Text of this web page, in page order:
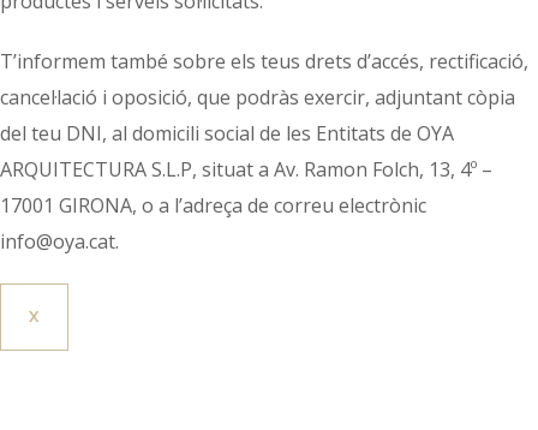
T’informem també sobre els teus drets d’accés, rectificació,
cancel·lació i oposició, que podràs exercir, adjuntant còpia
del teu DNI, al domicili social de les Entitats de OYA
ARQUITECTURA S.L.P, situat a Av. Ramon Folch, 13, 4º –
17001 GIRONA, o a l’adreça de correu electrònic
info@oya.cat.
X